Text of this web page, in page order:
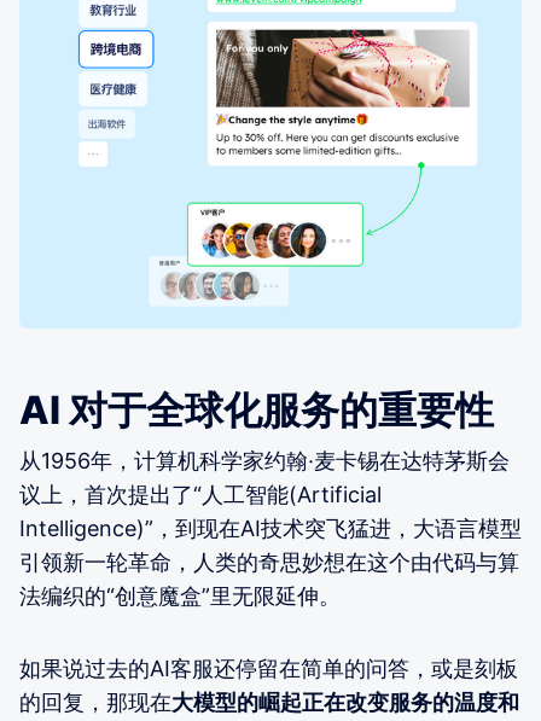
AI 对于全球化服务的重要性
从1956年，计算机科学家约翰·麦卡锡在达特茅斯会
议上，首次提出了“人工智能(Artificial
Intelligence)”，到现在AI技术突飞猛进，大语言模型
引领新一轮革命，人类的奇思妙想在这个由代码与算
法编织的“创意魔盒”里无限延伸。
如果说过去的AI客服还停留在简单的问答，或是刻板
的回复，那现在大模型的崛起正在改变服务的温度和